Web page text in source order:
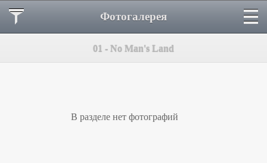
Фотогалерея
01 - No Man's Land
В разделе нет фотографий